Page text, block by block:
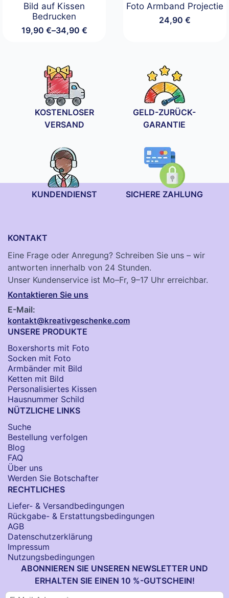
Bild auf Kissen
Bedrucken
19,90 €–34,90 €
Preisspanne:
34,90 €
Foto Armband Projectie
24,90 €
KOSTENLOSER
VERSAND
GELD-ZURÜCK-
GARANTIE
KUNDENDIENST SICHERE ZAHLUNG
KONTAKT
Eine Frage oder Anregung? Schreiben Sie uns – wir
antworten innerhalb von 24 Stunden.
Unser Kundenservice ist Mo–Fr, 9–17 Uhr erreichbar.
Kontaktieren Sie uns
E-Mail:
kontakt@kreativgeschenke.com
UNSERE PRODUKTE
Boxershorts mit Foto
Socken​ mit Foto
Armbänder mit Bild​
Ketten mit Bild
Personalisiertes Kissen
Hausnummer Schild
NÜTZLICHE LINKS
Suche
Bestellung verfolgen
Blog
FAQ
Über uns
Werden Sie Botschafter
RECHTLICHES
Liefer- & Versandbedingungen
Rückgabe- & Erstattungsbedingungen
AGB
Datenschutzerklärung
Impressum
Nutzungsbedingungen
ABONNIEREN SIE UNSEREN NEWSLETTER UND
ERHALTEN SIE EINEN 10 %-GUTSCHEIN!